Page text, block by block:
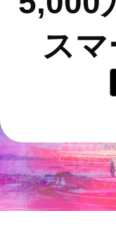
スマ